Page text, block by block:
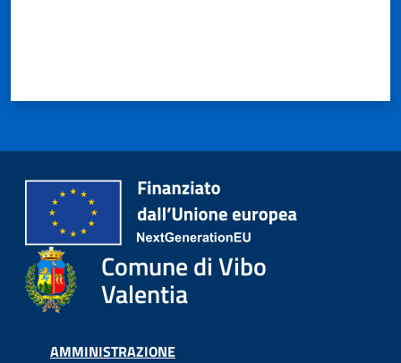
Comune di Vibo
Valentia
AMMINISTRAZIONE